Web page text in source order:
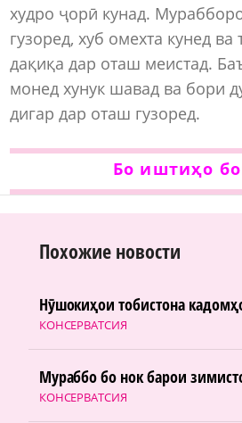
худро ҷорӣ кунад.
гузоред, хуб омехта кунед
дақиқа дар оташ меистад.
монед хунук шавад ва бори
дигар дар оташ гузоред.
Бо иштиҳо
Похожие новости
КОНСЕРВАТСИЯ
Нӯшокиҳои тобистона
КОНСЕРВАТСИЯ
Мураббо бо нок барои